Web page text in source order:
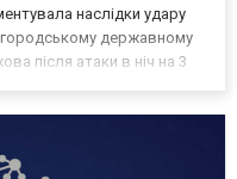
наслідки удару
державному
після атаки в ніч на 3